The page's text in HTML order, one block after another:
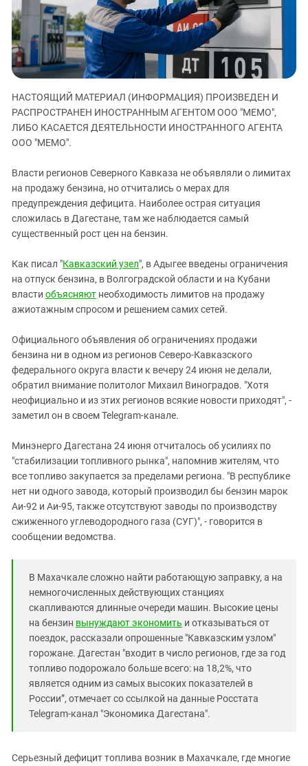
ЗАСТАВЛЯЕТ
КАВКАЗ ЗА ПАЛЕСТИНУ
ИНАКОМЫСЛИЕ В ЧЕЧНЕ
ПРЕСЛЕДОВАНИЕ АКТИВИСТОВ
МОБИЛИЗАЦИЯ И ПРОТЕСТЫ
Дагестан
Ингушетия
Кабардино-Балкария
Калмыкия
Карачаево-Черкесия
Краснодарский край
Нагорный Карабах
Ростовская область
Северная Осетия - Алания
СКФО
Чечня
Южная Осетия
Южный Кавказ
НАСТОЯЩИЙ МАТЕРИАЛ (ИНФОРМАЦИЯ) ПРОИЗВЕДЕН И
РАСПРОСТРАНЕН ИНОСТРАННЫМ АГЕНТОМ ООО "МЕМО",
ЛИБО КАСАЕТСЯ ДЕЯТЕЛЬНОСТИ ИНОСТРАННОГО АГЕНТА
ООО "МЕМО".
Власти регионов Северного Кавказа не объявляли о лимитах
на продажу бензина, но отчитались о мерах для
предупреждения дефицита. Наиболее острая ситуация
сложилась в Дагестане, там же наблюдается самый
существенный рост цен на бензин.
Как писал "Кавказский узел", в Адыгее введены ограничения
на отпуск бензина, в Волгоградской области и на Кубани
власти объясняют необходимость лимитов на продажу
ажиотажным спросом и решением самих сетей.
Официального объявления об ограничениях продажи
бензина ни в одном из регионов Северо-Кавказского
федерального округа власти к вечеру 24 июня не делали,
обратил внимание политолог Михаил Виноградов. "Хотя
неофициально и из этих регионов всякие новости приходят", -
заметил он в своем Telegram-канале.
Минэнерго Дагестана 24 июня отчиталось об усилиях по
"стабилизации топливного рынка", напомнив жителям, что
все топливо закупается за пределами региона. "В республике
нет ни одного завода, который производил бы бензин марок
Аи-92 и Аи-95, также отсутствуют заводы по производству
сжиженного углеводородного газа (СУГ)", - говорится в
сообщении ведомства.
В Махачкале сложно найти работающую заправку, а на
немногочисленных действующих станциях
скапливаются длинные очереди машин. Высокие цены
на бензин вынуждают экономить и отказываться от
поездок, рассказали опрошенные "Кавказским узлом"
горожане. Дагестан "входит в число регионов, где за год
топливо подорожало больше всего: на 18,2%, что
является одним из самых высоких показателей в
России”, отмечает со ссылкой на данные Росстата
Telegram-канал "Экономика Дагестана".
Серьезный дефицит топлива возник в Махачкале, где многие